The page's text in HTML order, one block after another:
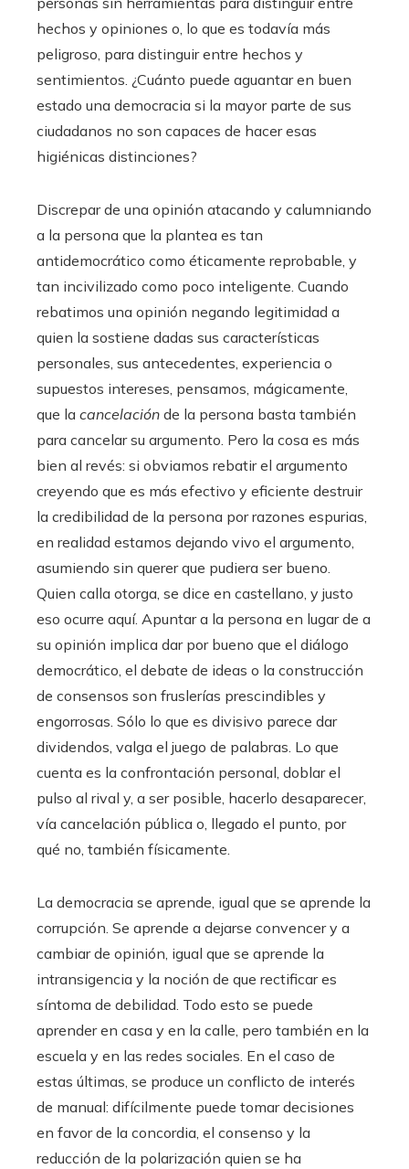
hechos y opiniones o, lo que es todavía más
peligroso, para distinguir entre hechos y
sentimientos. ¿Cuánto puede aguantar en buen
estado una democracia si la mayor parte de sus
ciudadanos no son capaces de hacer esas
higiénicas distinciones?
Discrepar de una opinión atacando y calumniando
a la persona que la plantea es tan
antidemocrático como éticamente reprobable, y
tan incivilizado como poco inteligente. Cuando
rebatimos una opinión negando legitimidad a
quien la sostiene dadas sus características
personales, sus antecedentes, experiencia o
supuestos intereses, pensamos, mágicamente,
que la cancelación de la persona basta también
para cancelar su argumento. Pero la cosa es más
bien al revés: si obviamos rebatir el argumento
creyendo que es más efectivo y eficiente destruir
la credibilidad de la persona por razones espurias,
en realidad estamos dejando vivo el argumento,
asumiendo sin querer que pudiera ser bueno.
Quien calla otorga, se dice en castellano, y justo
eso ocurre aquí. Apuntar a la persona en lugar de a
su opinión implica dar por bueno que el diálogo
democrático, el debate de ideas o la construcción
de consensos son fruslerías prescindibles y
engorrosas. Sólo lo que es divisivo parece dar
dividendos, valga el juego de palabras. Lo que
cuenta es la confrontación personal, doblar el
pulso al rival y, a ser posible, hacerlo desaparecer,
vía cancelación pública o, llegado el punto, por
qué no, también físicamente.
La democracia se aprende, igual que se aprende la
corrupción. Se aprende a dejarse convencer y a
cambiar de opinión, igual que se aprende la
intransigencia y la noción de que rectificar es
síntoma de debilidad. Todo esto se puede
aprender en casa y en la calle, pero también en la
escuela y en las redes sociales. En el caso de
estas últimas, se produce un conflicto de interés
de manual: difícilmente puede tomar decisiones
en favor de la concordia, el consenso y la
reducción de la polarización quien se ha